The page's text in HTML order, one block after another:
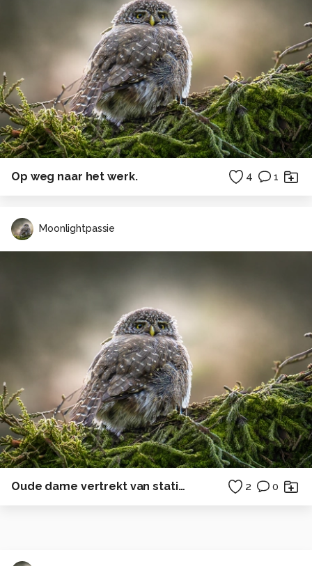
Op weg naar het werk. 4 1
Moonlightpassie
Oude dame vertrekt van station 2 0